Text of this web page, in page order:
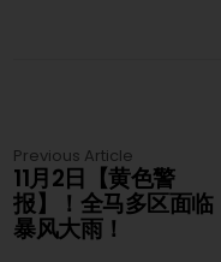
Previous Article
11月2日【黄色警
报】！全马多区面临
暴风大雨！